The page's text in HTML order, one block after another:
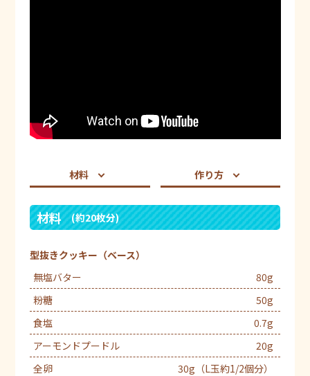
材料 作り方
材料 (約20枚分)
型抜きクッキー（ベース）
無塩バター
80g
粉糖
50g
食塩
0.7g
アーモンドプードル
20g
全卵
30g（L玉約1/2個分）